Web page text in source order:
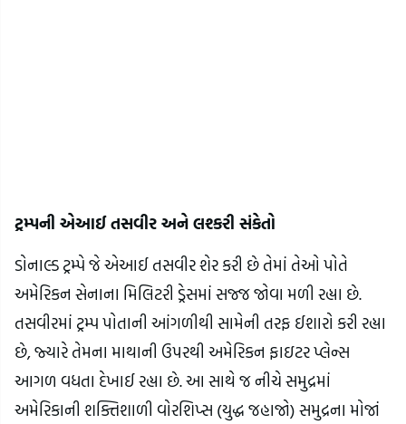
ટ્રમ્પની એઆઈ તસવીર અને લશ્કરી સંકેતો
ડોનાલ્ડ ટ્રમ્પે જે એઆઈ તસવીર શેર કરી છે તેમાં તેઓ પોતે
અમેરિકન સેનાના મિલિટરી ડ્રેસમાં સજ્જ જોવા મળી રહ્યા છે.
તસવીરમાં ટ્રમ્પ પોતાની આંગળીથી સામેની તરફ ઈશારો કરી રહ્યા
છે, જ્યારે તેમના માથાની ઉપરથી અમેરિકન ફાઇટર પ્લેન્સ
આગળ વધતા દેખાઈ રહ્યા છે. આ સાથે જ નીચે સમુદ્રમાં
અમેરિકાની શક્તિશાળી વોરશિપ્સ (યુદ્ધ જહાજો) સમુદ્રના મોજાં